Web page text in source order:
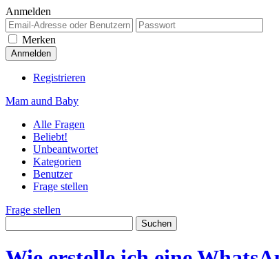
Anmelden
Merken
Registrieren
Mam aund Baby
Alle Fragen
Beliebt!
Unbeantwortet
Kategorien
Benutzer
Frage stellen
Frage stellen